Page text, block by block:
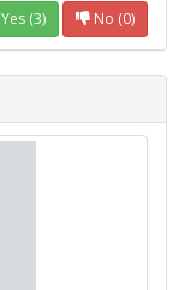
Yes (3) No (0)